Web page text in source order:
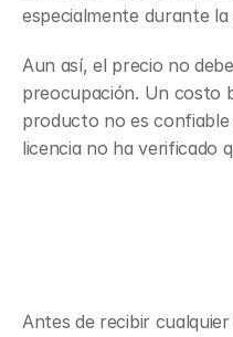
especialmente durante la
Aun así, el precio no
preocupación. Un costo
producto no es
licencia no ha verificado
Antes de recibir